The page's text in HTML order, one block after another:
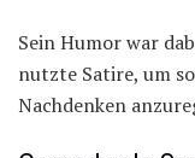
Sein Humor war
nutzte Satire, um
Nachdenken